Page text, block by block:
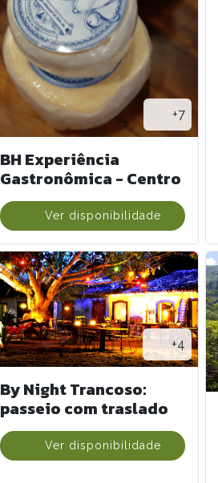
+7
BH Experiência
Gastronômica - Centro
Ver disponibilidade
+4
By Night Trancoso:
passeio com traslado
Ver disponibilidade